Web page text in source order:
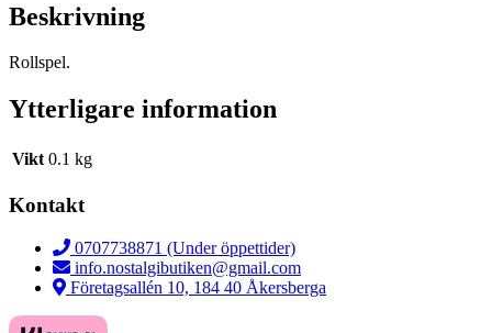
Beskrivning
Rollspel.
Ytterligare information
Vikt 0.1 kg
Kontakt
0707738871 (Under öppettider)
info.nostalgibutiken@gmail.com
Företagsallén 10, 184 40 Åkersberga